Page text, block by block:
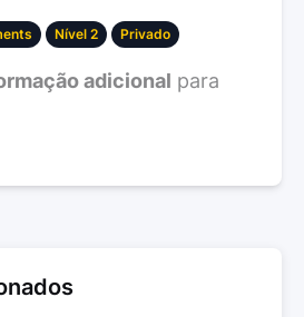
Nível 2 Privado
adicional para